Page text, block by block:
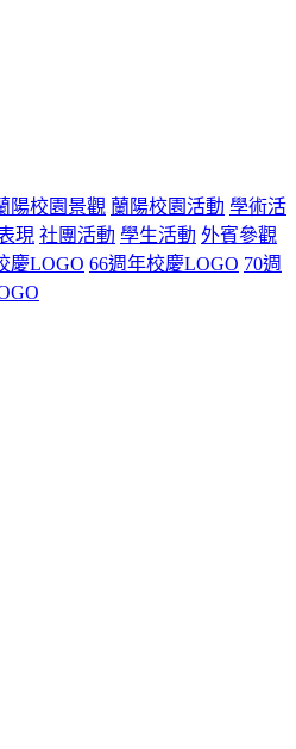
陽校園景觀 蘭陽校園活動 學術活
現 社團活動 學生活動 外賓參觀
慶LOGO 66週年校慶LOGO 70週